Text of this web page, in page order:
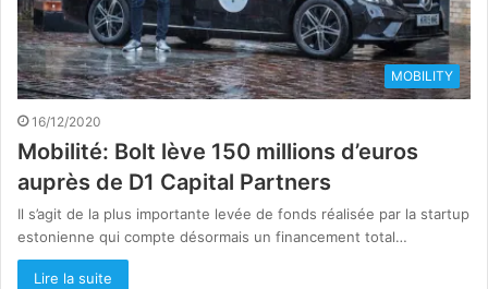
MOBILITY
16/12/2020
Mobilité: Bolt lève 150 millions d’euros
auprès de D1 Capital Partners
Il s’agit de la plus importante levée de fonds réalisée par la startup
estonienne qui compte désormais un financement total…
Lire la suite